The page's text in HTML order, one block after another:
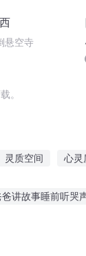
悬空寺
。
灵质空间 心灵
爸讲故事睡前听哭